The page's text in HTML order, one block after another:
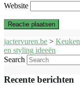
Website
jactervuren.be > Keuken
en styling ideeën
Search
Recente berichten